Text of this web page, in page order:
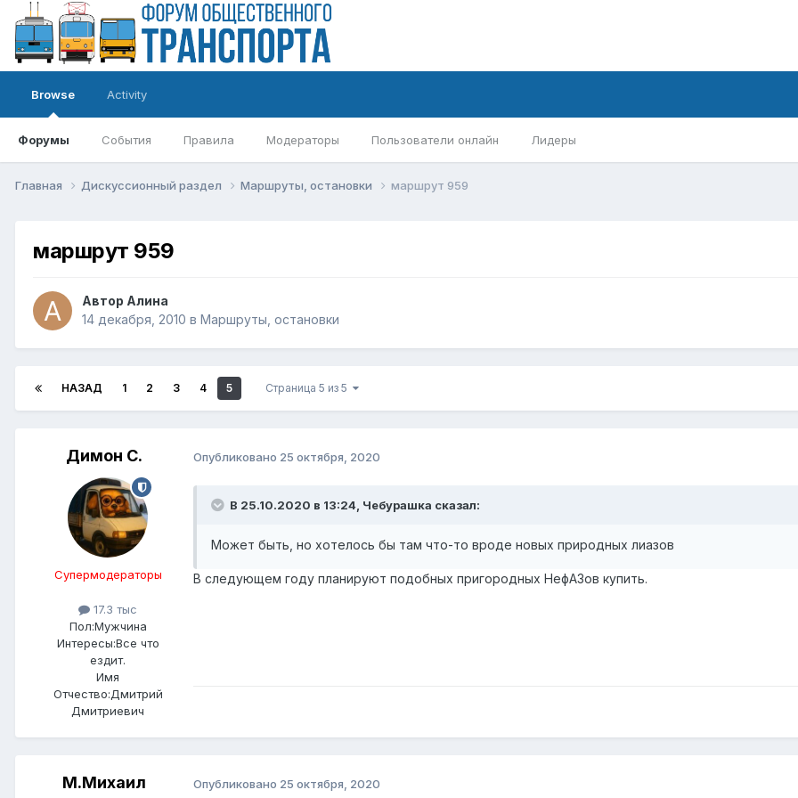
Browse
Форумы События Правила Модераторы Пользователи онлайн Лидеры
Activity
Главная Дискуссионный раздел Маршруты, остановки маршрут 959
маршрут 959
Автор Алина
14 декабря, 2010 в Маршруты, остановки
НАЗАД 1 2 3 4 5 Страница 5 из 5
Димон С.
Супермодераторы
17.3 тыс
Пол:Мужчина
Интересы:Все что
ездит.
Имя
Отчество:Дмитрий
Дмитриевич
Опубликовано 25 октября, 2020
В 25.10.2020 в 13:24, Чебурашка сказал:
Может быть, но хотелось бы там что-то вроде новых природных лиазов
В следующем году планируют подобных пригородных НефАЗов купить.
М.Михаил Опубликовано 25 октября, 2020